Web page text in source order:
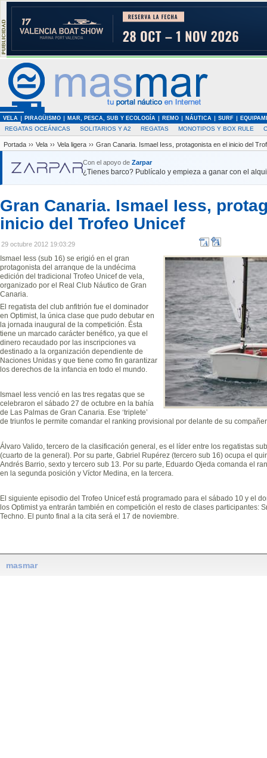
VELA PIRAGÜISMO MAR, PESCA, SUB Y ECOLOGÍA REMO NÁUTICA SURF
REGATAS OCEÁNICAS SOLITARIOS Y A2 REGATAS MONOTIPOS Y BOX RULE
Portada ›› Vela ›› Vela ligera ›› Gran Canaria. Ismael Iess, protagonista en el inicio del
Con el apoyo de Zarpar
¿Tienes barco? Publícalo y empieza a ganar con el
Gran Canaria. Ismael Iess,
inicio del Trofeo Unicef
29 octubre 2012 19:03:29
Ismael Iess (sub 16) se erigió en el gran
protagonista del arranque de la undécima
edición del tradicional Trofeo Unicef de vela,
organizado por el Real Club Náutico de Gran
Canaria.
El regatista del club anfitrión fue el dominador
en Optimist, la única clase que pudo debutar en
la jornada inaugural de la competición. Ésta
tiene un marcado carácter benéfico, ya que el
dinero recaudado por las inscripciones va
destinado a la organización dependiente de
Naciones Unidas y que tiene como fin garantizar
los derechos de la infancia en todo el mundo.
Ismael Iess venció en las tres regatas que se
celebraron el sábado 27 de octubre en la bahía
de Las Palmas de Gran Canaria. Ese ‘triplete’
de triunfos le permite comandar el ranking provisional por delante de su
Álvaro Valido, tercero de la clasificación general, es el líder entre los regatistas
(cuarto de la general). Por su parte, Gabriel Rupérez (tercero sub 16) ocupa el
Andrés Barrio, sexto y tercero sub 13. Por su parte, Eduardo Ojeda comanda el
en la segunda posición y Víctor Medina, en la tercera.
El siguiente episodio del Trofeo Unicef está programado para el sábado 10 y el
los Optimist ya entrarán también en competición el resto de clases participantes:
Techno. El punto final a la cita será el 17 de noviembre.
masmar